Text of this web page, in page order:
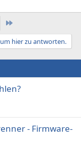
hier zu antworten.
- Firmware-